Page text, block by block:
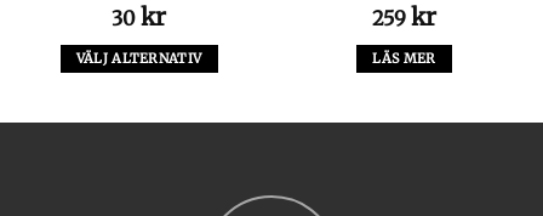
30 kr
VÄLJ ALTERNATIV
259 kr
LÄS MER